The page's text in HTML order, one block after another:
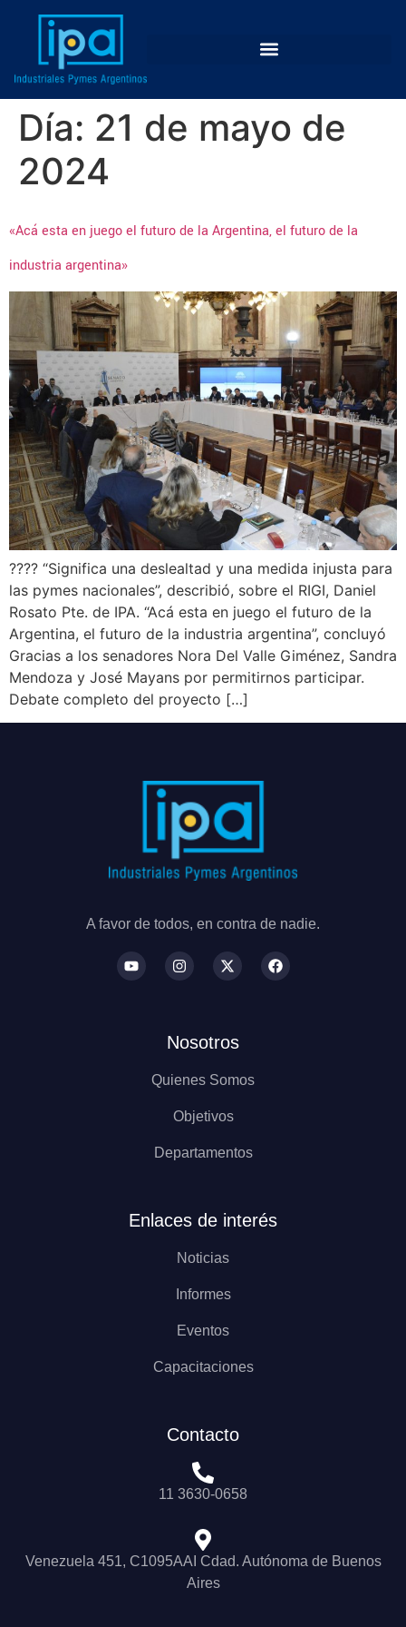
Día: 21 de mayo de
2024
«Acá esta en juego el futuro de la Argentina, el futuro de la
industria argentina»
????️ “Significa una deslealtad y una medida injusta para
las pymes nacionales”, describió, sobre el RIGI, Daniel
Rosato Pte. de IPA. “Acá esta en juego el futuro de la
Argentina, el futuro de la industria argentina”, concluyó
Gracias a los senadores Nora Del Valle Giménez, Sandra
Mendoza y José Mayans por permitirnos participar.
Debate completo del proyecto […]
A favor de todos, en contra de nadie.
Nosotros
Quienes Somos
Objetivos
Departamentos
Enlaces de interés
Noticias
Informes
Eventos
Capacitaciones
Contacto
11 3630-0658
Venezuela 451, C1095AAI Cdad. Autónoma de Buenos
Aires